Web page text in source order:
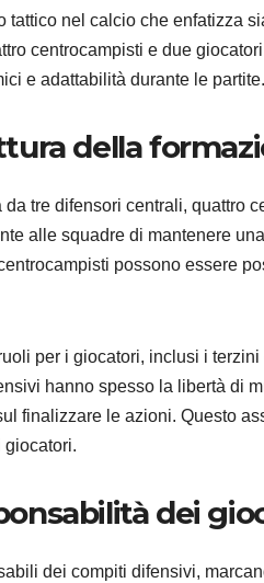
tattico nel calcio che enfatizza
centrocampisti e due
e adattabilità durante le partite.
della
tre difensori centrali, quattro
alle squadre di mantenere
possono essere
per i giocatori, inclusi i
hanno spesso la libertà di
finalizzare le azioni. Questo
giocatori.
dei
dei compiti difensivi,